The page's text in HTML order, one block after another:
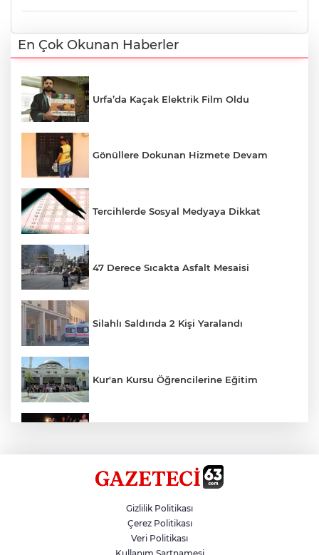
En Çok Okunan Haberler
Urfa’da Kaçak Elektrik Film Oldu
Gönüllere Dokunan Hizmete Devam
Tercihlerde Sosyal Medyaya Dikkat
47 Derece Sıcakta Asfalt Mesaisi
Silahlı Saldırıda 2 Kişi Yaralandı
Kur'an Kursu Öğrencilerine Eğitim
Siverek’te Mahmut Gülel Dönemi
Filistin Konvoyuna Coşkulu Karşılama
Gizlilik Politikası
Çerez Politikası
Veri Politikası